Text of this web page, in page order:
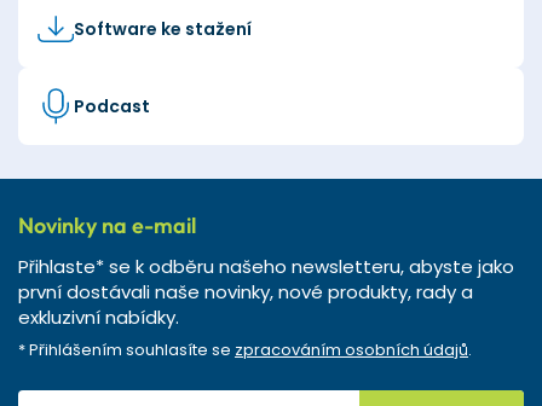
Software ke stažení
Podcast
Novinky na e-mail
Přihlaste* se k odběru našeho newsletteru, abyste jako
první dostávali naše novinky, nové produkty, rady a
exkluzivní nabídky.
* Přihlášením souhlasíte se zpracováním osobních údajů.